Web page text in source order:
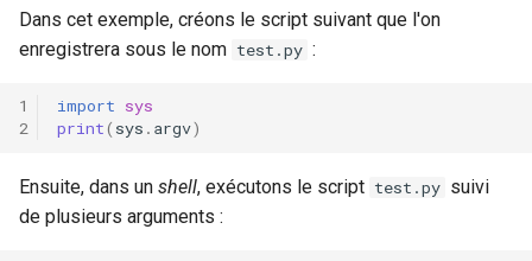
Dans cet exemple, créons le script suivant que l'on
enregistrera sous le nom test.py :
import sys
print( sys . argv)
Ensuite, dans un shell, exécutons le script test.py suivi
de plusieurs arguments :